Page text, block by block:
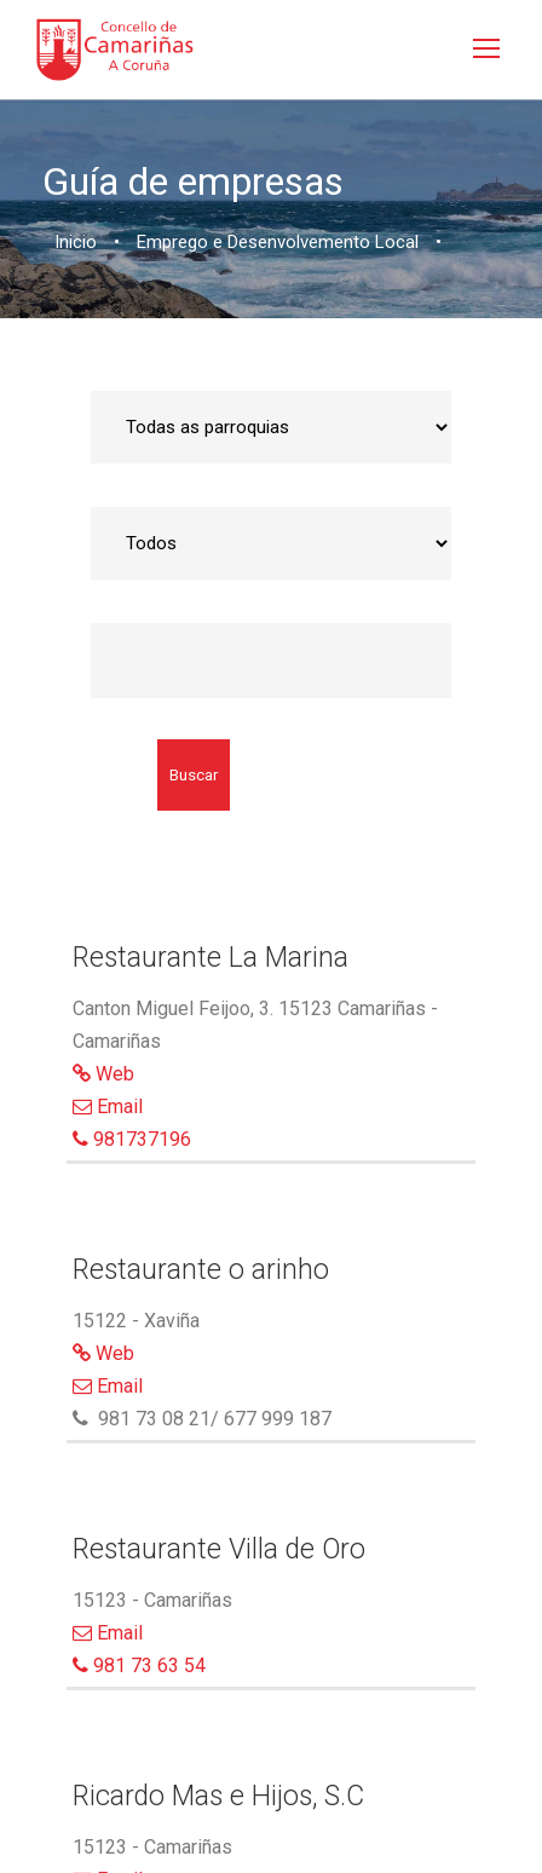
Guía de empresas
Inicio • Emprego e Desenvolvemento Local •
Buscar
Restaurante La Marina
Canton Miguel Feijoo, 3. 15123 Camariñas -
Camariñas
Web
Email
981737196
Restaurante o arinho
15122 - Xaviña
Web
Email
981 73 08 21/ 677 999 187
Restaurante Villa de Oro
15123 - Camariñas
Email
981 73 63 54
Ricardo Mas e Hijos, S.C
15123 - Camariñas